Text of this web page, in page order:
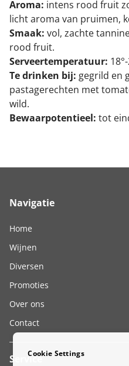
Aroma: intens rood fruit
licht aroma van pruimen,
Smaak: vol, zachte
rood fruit.
Serveertemperatuur:
Te drinken bij: gegrild en
pastagerechten met
wild.
Bewaarpotentieel: tot
Navigatie
Home
Wijnen
Diversen
Promoties
Over ons
Contact
ServiceCookie Settings